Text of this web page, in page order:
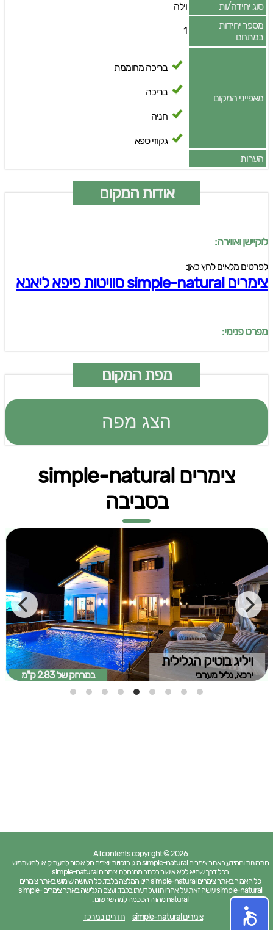
סוג יחידה/ות
וילה
מספר יחידות
במתחם
1
מאפייני המקום
בריכה מחוממת
בריכה
חניה
גקוזי ספא
הערות
אודות המקום
לוקיישן ואווירה:
לפרטים מלאים לחץ כאן:
צימרים simple-natural סוויטות פיפא ליאנא
מפרט פנימי:
מפת המקום
הצג מפה
צימרים simple-natural
בסביבה
ויליג בוטיק הגלילית
ירכא, גליל מערבי במרחק של 2.83 ק"מ
All contents copyright © 2026
התמונות והמידע באתר צימרים simple-natural מוגן בזכויות יוצרים חל איסור להעתיק או להשתמש
בכל דרך שהיא ללא אישור בכתב מהנהלת צימרים simple-natural
כל האמור באתר צימרים simple-natural הינו המלצה בלבד. כל העושה שימוש באתר צימרים
simple-natural עושה זאת על אחריותו ועל דעתו בלבד. ועצם הגלישה באתר צימרים simple-
natural מהווה הסכמה למה שרשום .
צימרים simple-natural חדרים במרכז